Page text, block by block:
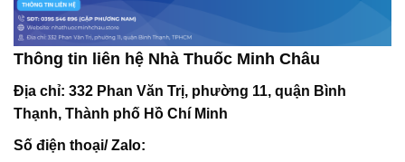
Thông tin liên hệ Nhà Thuốc Minh Châu
Địa chỉ: 332 Phan Văn Trị, phường 11, quận Bình
Thạnh, Thành phố Hồ Chí Minh
Số điện thoại/ Zalo: